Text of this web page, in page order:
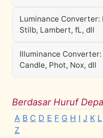
Luminance Converter:
Stilb, Lambert, fL, dll
Illuminance
Candle, Phot, Nox, dll
Berdasar Huruf
A B C D E F G H I J K L
Z